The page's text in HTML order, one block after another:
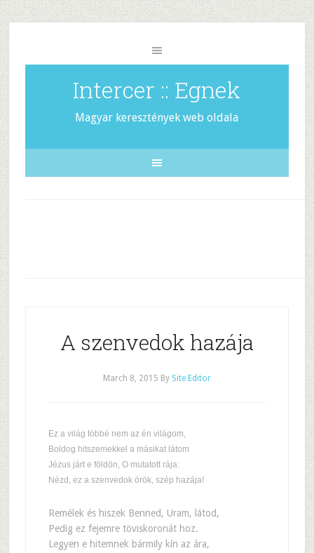
Intercer :: Egnek
Magyar keresztények web oldala
A szenvedok hazája
March 8, 2015 By Site Editor
Ez a világ többé nem az én világom,
Boldog hitszemekkel a másikat látom
Jézus járt e földön, O mutatott rája:
Nézd, ez a szenvedok örök, szép hazája!
Remélek és hiszek Benned, Uram, látod,
Pedig ez fejemre töviskoronát hoz.
Legyen e hitemnek bármily kín az ára,